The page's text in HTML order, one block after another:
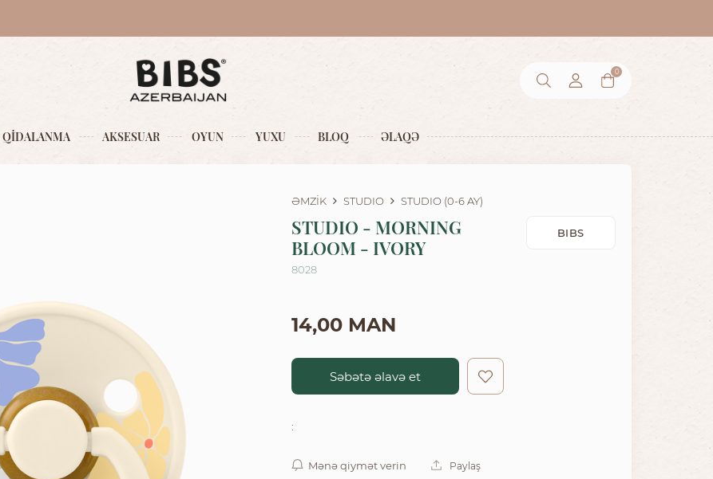
0
QİDALANMA AKSESUAR OYUN YUXU BLOQ ƏLAQƏ
ƏMZİK STUDIO STUDIO (0-6 AY)
BIBS
STUDIO - MORNING
BLOOM - IVORY
8028
14,00 MAN
Səbətə əlavə et
:
Mənə qiymət verin Paylaş